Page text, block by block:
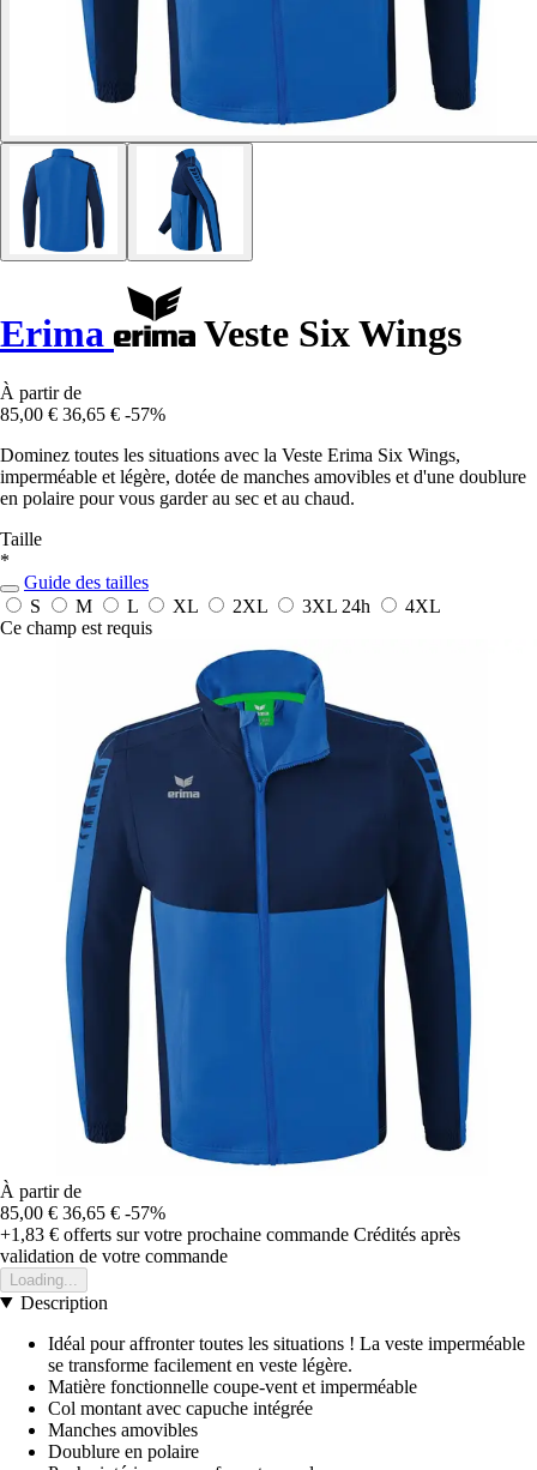
Erima Veste Six Wings
À partir de
85,00 € 36,65 € -57%
Dominez toutes les situations avec la Veste Erima Six Wings,
imperméable et légère, dotée de manches amovibles et d'une doublure
en polaire pour vous garder au sec et au chaud.
Taille
*
Guide des tailles
S
M L XL 2XL 3XL 24h
4XL
Ce champ est requis
À partir de
85,00 € 36,65 € -57%
+1,83 € offerts sur votre prochaine commande Crédités après
validation de votre commande
Loading...
Description
Idéal pour affronter toutes les situations ! La veste imperméable
se transforme facilement en veste légère.
Matière fonctionnelle coupe-vent et imperméable
Col montant avec capuche intégrée
Manches amovibles
Doublure en polaire